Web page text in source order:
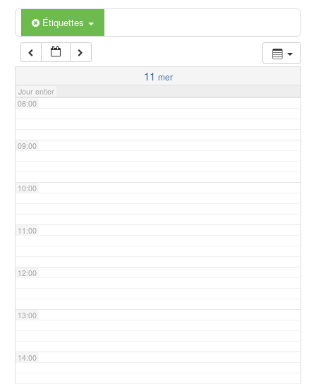
Étiquettes
11 mer
Jour entier
06:00
07:00
08:00
09:00
10:00
11:00
12:00
13:00
14:00